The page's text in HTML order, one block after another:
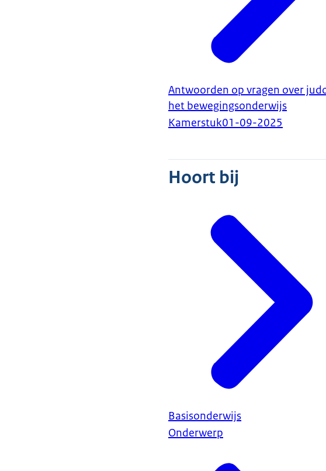
Antwoorden op vragen over
het bewegingsonderwijs
Kamerstuk01-09-2025
Hoort bij
Basisonderwijs
Onderwerp